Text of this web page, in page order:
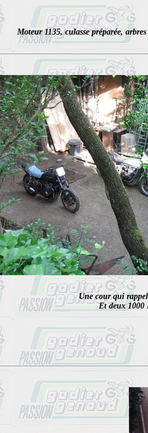
Moteur 1135, culasse préparée,
Une cour qui
Et deux 1000